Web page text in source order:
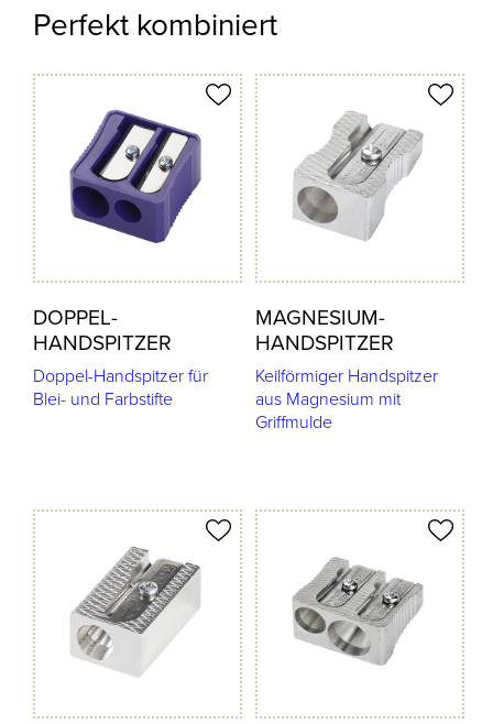
Perfekt kombiniert
DOPPEL-
HANDSPITZER
Doppel-Handspitzer für
Blei- und Farbstifte
merken
MAGNESIUM-
HANDSPITZER
Keilförmiger Handspitzer
aus Magnesium mit
Griffmulde
Produkt merken
merken Produkt merken